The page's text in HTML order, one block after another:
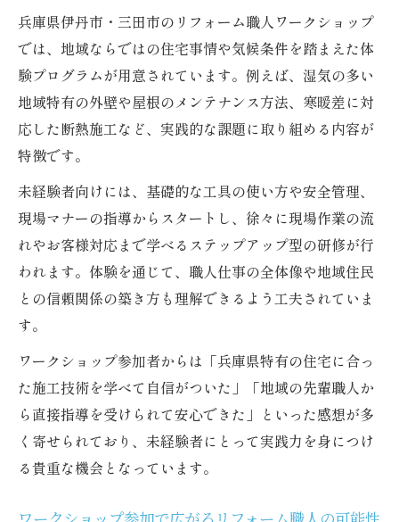
兵庫県伊丹市・三田市のリフォーム職人ワークショップ
では、地域ならではの住宅事情や気候条件を踏まえた体
験プログラムが用意されています。例えば、湿気の多い
地域特有の外壁や屋根のメンテナンス方法、寒暖差に対
応した断熱施工など、実践的な課題に取り組める内容が
特徴です。
未経験者向けには、基礎的な工具の使い方や安全管理、
現場マナーの指導からスタートし、徐々に現場作業の流
れやお客様対応まで学べるステップアップ型の研修が行
われます。体験を通じて、職人仕事の全体像や地域住民
との信頼関係の築き方も理解できるよう工夫されていま
す。
ワークショップ参加者からは「兵庫県特有の住宅に合っ
た施工技術を学べて自信がついた」「地域の先輩職人か
ら直接指導を受けられて安心できた」といった感想が多
く寄せられており、未経験者にとって実践力を身につけ
る貴重な機会となっています。